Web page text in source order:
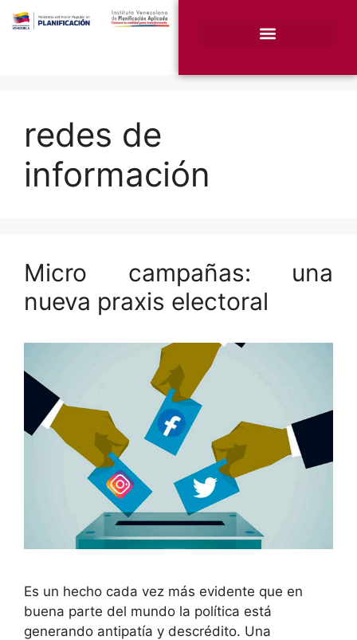
redes de
información
Micro campañas: una
nueva praxis electoral
Es un hecho cada vez más evidente que en
buena parte del mundo la política está
generando antipatía y descrédito. Una